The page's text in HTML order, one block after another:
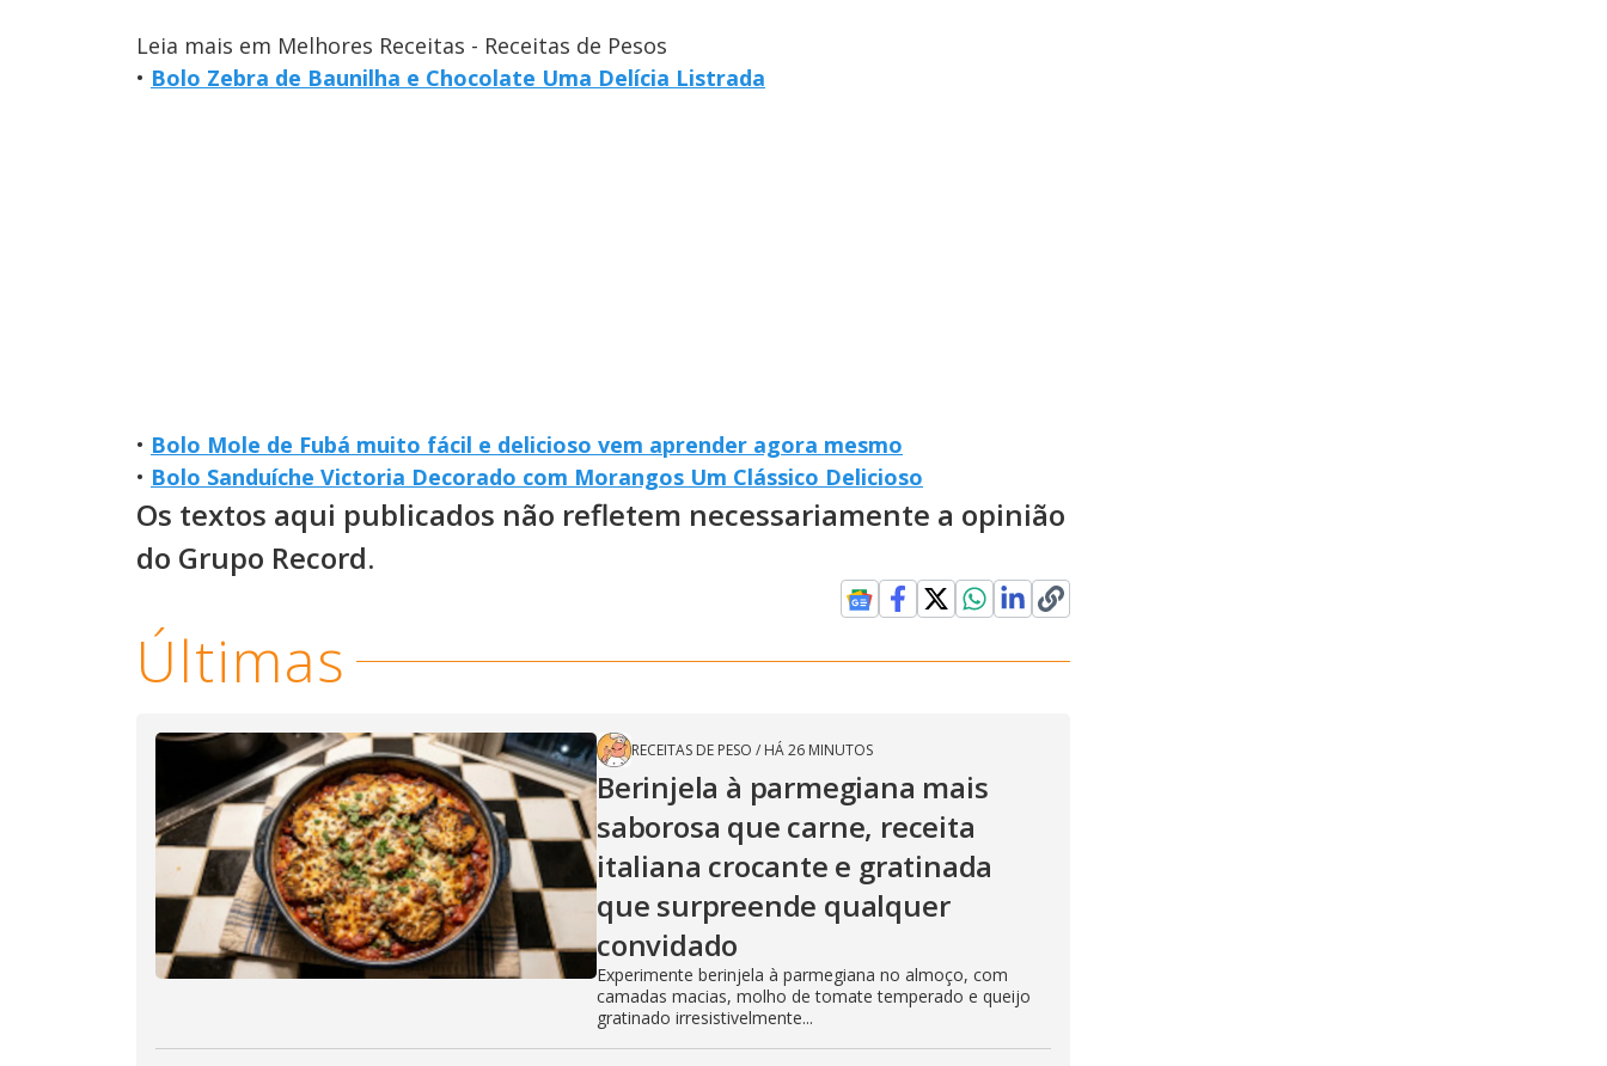
Leia mais em Melhores Receitas - Receitas de Pesos
• Bolo Zebra de Baunilha e Chocolate Uma Delícia Listrada
• Bolo Mole de Fubá muito fácil e delicioso vem aprender agora mesmo
• Bolo Sanduíche Victoria Decorado com Morangos Um Clássico Delicioso
Os textos aqui publicados não refletem necessariamente a opinião
do Grupo Record.
Últimas
RECEITAS DE PESO / HÁ 26 MINUTOS
Berinjela à parmegiana mais
saborosa que carne, receita
italiana crocante e gratinada
que surpreende qualquer
convidado
Experimente berinjela à parmegiana no almoço, com
camadas macias, molho de tomate temperado e queijo
gratinado irresistivelmente...